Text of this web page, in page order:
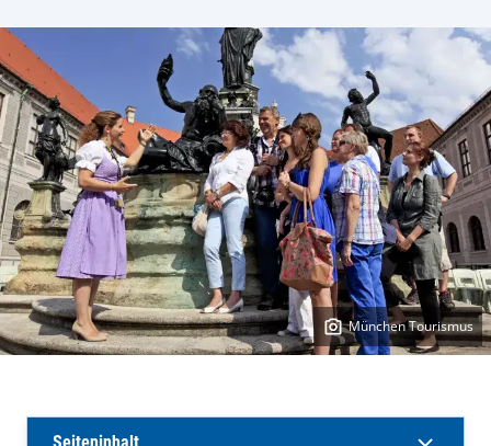
München Tourismus
Seiteninhalt